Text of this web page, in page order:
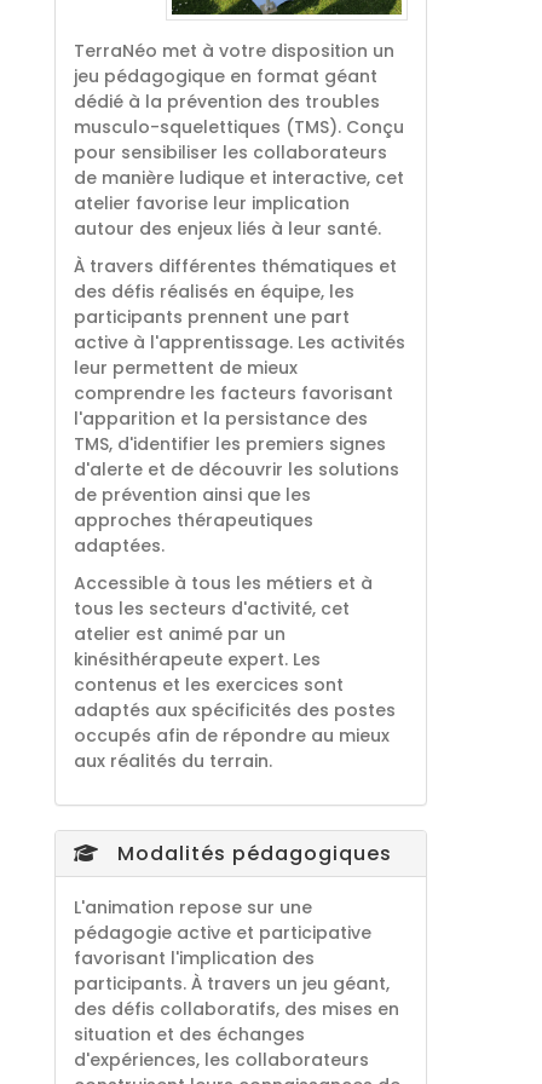
TerraNéo met à votre disposition un
jeu pédagogique en format géant
dédié à la prévention des troubles
musculo-squelettiques (TMS). Conçu
pour sensibiliser les collaborateurs
de manière ludique et interactive, cet
atelier favorise leur implication
autour des enjeux liés à leur santé.
À travers différentes thématiques et
des défis réalisés en équipe, les
participants prennent une part
active à l'apprentissage. Les activités
leur permettent de mieux
comprendre les facteurs favorisant
l'apparition et la persistance des
TMS, d'identifier les premiers signes
d'alerte et de découvrir les solutions
de prévention ainsi que les
approches thérapeutiques
adaptées.
Accessible à tous les métiers et à
tous les secteurs d'activité, cet
atelier est animé par un
kinésithérapeute expert. Les
contenus et les exercices sont
adaptés aux spécificités des postes
occupés afin de répondre au mieux
aux réalités du terrain.
Modalités pédagogiques
L'animation repose sur une
pédagogie active et participative
favorisant l'implication des
participants. À travers un jeu géant,
des défis collaboratifs, des mises en
situation et des échanges
d'expériences, les collaborateurs